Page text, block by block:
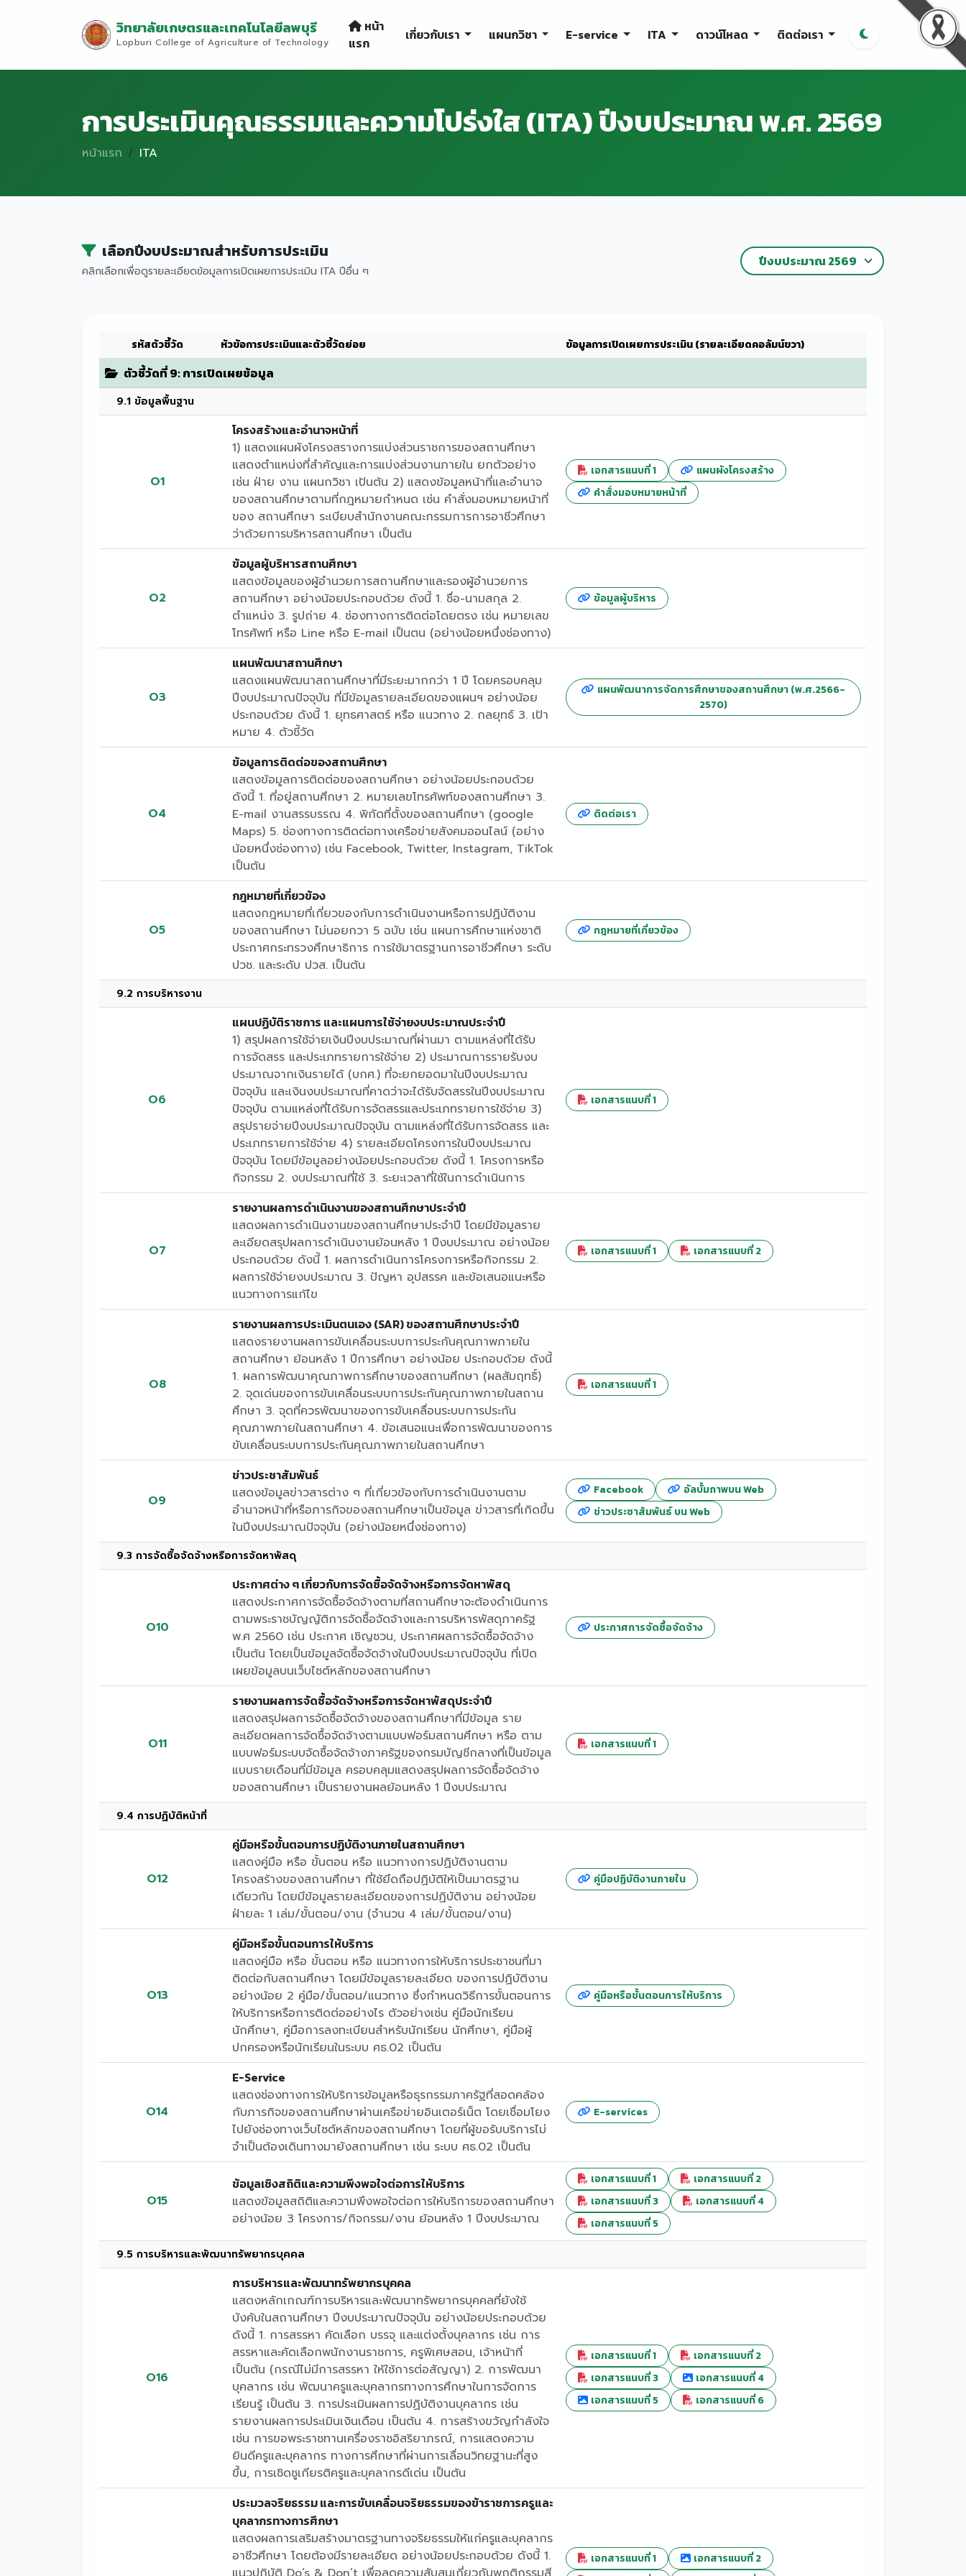
วิทยาลัยเกษตรและเทคโนโลยีลพบุรี
Lopburi College of Agriculture of Technology
หน้า
แรก
เกี่ยวกับเรา แผนกวิชา E-service ITA ดาวน์โหลด ติดต่อเรา
การประเมินคุณธรรมและความโปร่งใส (ITA) ปีงบประมาณ พ.ศ. 2569
หน้าแรก ITA
เลือกปีงบประมาณสำหรับการประเมิน
คลิกเลือกเพื่อดูรายละเอียดข้อมูลการเปิดเผยการประเมิน ITA ปีอื่น ๆ
รหัสตัวชี้วัด หัวข้อการประเมินและตัวชี้วัดย่อย ข้อมูลการเปิดเผยการประเมิน (รายละเอียดคอลัมน์ขวา)
ตัวชี้วัดที่ 9: การเปิดเผยข้อมูล
9.1 ข้อมูลพื้นฐาน
O1
โครงสร้างและอำนาจหน้าที่
1) แสดงแผนผังโครงสรางการแบ่งส่วนราชการของสถานศึกษา
แสดงตำแหน่งที่สำคัญและการแบ่งส่วนงานภายใน ยกตัวอย่าง
เช่น ฝ่าย งาน แผนกวิชา เป้นต้น 2) แสดงข้อมูลหน้าที่และอำนาจ
ของสถานศึกษาตามที่กฎหมายกำหนด เช่น คำสั่งมอบหมายหน้าที่
ของ สถานศึกษา ระเบียบสำนักงานคณะกรรมการการอาชีวศึกษา
ว่าด้วยการบริหารสถานศึกษา เป็นต้น
เอกสารแนบที่ 1
แผนผังโครงสร้าง
คำสั่งมอบหมายหน้าที่
O2
ข้อมูลผู้บริหารสถานศึกษา
แสดงข้อมูลของผู้อำนวยการสถานศึกษาและรองผู้อำนวยการ
สถานศึกษา อย่างน้อยประกอบด้วย ดังนี้ 1. ชื่อ-นามสกุล 2.
ตำแหน่ง 3. รูปถ่าย 4. ช่องทางการติดต่อโดยตรง เช่น หมายเลข
โทรศัพท์ หรือ Line หรือ E-mail เป็นตน (อย่างน้อยหนึ่งช่องทาง)
ข้อมูลผู้บริหาร
O3
แผนพัฒนาสถานศึกษา
แสดงแผนพัฒนาสถานศึกษาที่มีระยะมากกว่า 1 ปี โดยครอบคลุม
ปีงบประมาณปัจจุบัน ที่มีข้อมูลรายละเอียดของแผนฯ อย่างน้อย
ประกอบด้วย ดังนี้ 1. ยุทธศาสตร์ หรือ แนวทาง 2. กลยุทธ์ 3. เป้า
หมาย 4. ตัวชี้วัด
แผนพัฒนาการจัดการศึกษาของสถานศึกษา (พ.ศ.2566-
2570)
O4
ข้อมูลการติดต่อของสถานศึกษา
แสดงข้อมูลการติดต่อของสถานศึกษา อย่างน้อยประกอบด้วย
ดังนี้ 1. ที่อยู่สถานศึกษา 2. หมายเลขโทรศัพท์ของสถานศึกษา 3.
E-mail งานสรรบรรณ 4. พิกัดที่ตั้งของสถานศึกษา (google
Maps) 5. ช่องทางการติดต่อทางเครือข่ายสังคมออนไลน์ (อย่าง
น้อยหนึ่งช่องทาง) เช่น Facebook, Twitter, Instagram, TikTok
เป็นต้น
ติดต่อเรา
O5
กฎหมายที่เกี่ยวข้อง
แสดงกฎหมายที่เกี่ยวของกับการดำเนินงานหรือการปฏิบัติงาน
ของสถานศึกษา ไม่นอยกวา 5 ฉบับ เช่น แผนการศึกษาแห่งชาติ
ประกาศกระทรวงศึกษาธิการ การใช้มาตรฐานการอาชีวศึกษา ระดับ
ปวช. และระดับ ปวส. เป็นต้น
กฎหมายที่เกี่ยวข้อง
9.2 การบริหารงาน
O6
แผนปฏิบัติราชการ และแผนการใช้จ่ายงบประมาณประจําปี
1) สรุปผลการใช้จ่ายเงินปีงบประมาณที่ผ่านมา ตามแหล่งที่ได้รับ
การจัดสรร และประเภทรายการใช้จ่าย 2) ประมาณการรายรับงบ
ประมาณจากเงินรายได้ (บกศ.) ที่จะยกยอดมาในปีงบประมาณ
ปัจจุบัน และเงินงบประมาณที่คาดว่าจะได้รับจัดสรรในปีงบประมาณ
ปัจจุบัน ตามแหล่งที่ได้รับการจัดสรรและประเภทรายการใช้จ่าย 3)
สรุปรายจ่ายปีงบประมาณปัจจุบัน ตามแหล่งที่ได้รับการจัดสรร และ
ประเภทรายการใช้จ่าย 4) รายละเอียดโครงการในปีงบประมาณ
ปัจจุบัน โดยมีข้อมูลอย่างน้อยประกอบด้วย ดังนี้ 1. โครงการหรือ
กิจกรรม 2. งบประมาณที่ใช้ 3. ระยะเวลาที่ใช้ในการดำเนินการ
เอกสารแนบที่ 1
O7
รายงานผลการดำเนินงานของสถานศึกษาประจำปี
แสดงผลการดำเนินงานของสถานศึกษาประจำปี โดยมีข้อมูลราย
ละเอียดสรุปผลการดำเนินงานย้อนหลัง 1 ปีงบประมาณ อย่างน้อย
ประกอบด้วย ดังนี้ 1. ผลการดำเนินการโครงการหรือกิจกรรม 2.
ผลการใช้จ่ายงบประมาณ 3. ปัญหา อุปสรรค และข้อเสนอแนะหรือ
แนวทางการแก้ไข
เอกสารแนบที่ 1 เอกสารแนบที่ 2
O8
รายงานผลการประเมินตนเอง (SAR) ของสถานศึกษาประจําปี
แสดงรายงานผลการขับเคลื่อนระบบการประกันคุณภาพภายใน
สถานศึกษา ย้อนหลัง 1 ปีการศึกษา อย่างน้อย ประกอบด้วย ดังนี้
1. ผลการพัฒนาคุณภาพการศึกษาของสถานศึกษา (ผลสัมฤทธิ์)
2. จุดเด่นของการขับเคลื่อนระบบการประกันคุณภาพภายในสถาน
ศึกษา 3. จุดที่ควรพัฒนาของการขับเคลื่อนระบบการประกัน
คุณภาพภายในสถานศึกษา 4. ข้อเสนอแนะเพื่อการพัฒนาของการ
ขับเคลื่อนระบบการประกันคุณภาพภายในสถานศึกษา
เอกสารแนบที่ 1
O9
ข่าวประชาสัมพันธ์
แสดงข้อมูลข่าวสารต่าง ๆ ที่เกี่ยวข้องกับการดำเนินงานตาม
อำนาจหน้าที่หรือภารกิจของสถานศึกษาเป็นข้อมูล ข่าวสารที่เกิดขึ้น
ในปีงบประมาณปัจจุบัน (อย่างน้อยหนึ่งช่องทาง)
Facebook
อัลบั้มภาพบน Web
ข่าวประชาสัมพันธ์ บน Web
9.3 การจัดซื้อจัดจ้างหรือการจัดหาพัสดุ
O10
ประกาศต่าง ๆ เกี่ยวกับการจัดซื้อจัดจ้างหรือการจัดหาพัสดุ
แสดงประกาศการจัดซื้อจัดจ้างตามที่สถานศึกษาจะต้องดำเนินการ
ตามพระราชบัญญัติการจัดซื้อจัดจ้างและการบริหารพัสดุภาครัฐ
พ.ศ 2560 เช่น ประกาศ เชิญชวน, ประกาศผลการจัดซื้อจัดจ้าง
เป็นต้น โดยเป็นข้อมูลจัดซื้อจัดจ้างในปีงบประมาณปัจจุบัน ที่เปิด
เผยข้อมูลบนเว็บไซต์หลักของสถานศึกษา
ประกาศการจัดซื้อจัดจ้าง
O11
รายงานผลการจัดซื้อจัดจ้างหรือการจัดหาพัสดุประจำปี
แสดงสรุปผลการจัดซื้อจัดจ้างของสถานศึกษาที่มีข้อมูล ราย
ละเอียดผลการจัดซื้อจัดจ้างตามแบบฟอร์มสถานศึกษา หรือ ตาม
แบบฟอร์มระบบจัดซื้อจัดจ้างภาครัฐของกรมบัญชีกลางที่เป็นข้อมูล
แบบรายเดือนที่มีข้อมูล ครอบคลุมแสดงสรุปผลการจัดซื้อจัดจ้าง
ของสถานศึกษา เป็นรายงานผลย้อนหลัง 1 ปีงบประมาณ
เอกสารแนบที่ 1
9.4 การปฏิบัติหน้าที่
O12
คู่มือหรือขั้นตอนการปฏิบัติงานภายในสถานศึกษา
แสดงคู่มือ หรือ ขั้นตอน หรือ แนวทางการปฏิบัติงานตาม
โครงสร้างของสถานศึกษา ที่ใช้ยึดถือปฏิบัติให้เป็นมาตรฐาน
เดียวกัน โดยมีข้อมูลรายละเอียดของการปฏิบัติงาน อย่างน้อย
ฝ่ายละ 1 เล่ม/ขั้นตอน/งาน (จํานวน 4 เล่ม/ขั้นตอน/งาน)
คู่มือปฏิบัติงานภายใน
O13
คู่มือหรือขั้นตอนการให้บริการ
แสดงคู่มือ หรือ ขั้นตอน หรือ แนวทางการให้บริการประชาชนที่มา
ติดต่อกับสถานศึกษา โดยมีข้อมูลรายละเอียด ของการปฏิบัติงาน
อย่างน้อย 2 คู่มือ/ขั้นตอน/แนวทาง ซึ่งกำหนดวิธีการขั้นตอนการ
ให้บริการหรือการติดต่ออย่างไร ตัวอย่างเช่น คู่มือนักเรียน
นักศึกษา, คู่มือการลงทะเบียนสำหรับนักเรียน นักศึกษา, คู่มือผู้
ปกครองหรือนักเรียนในระบบ ศธ.02 เป็นต้น
คู่มือหรือขั้นตอนการให้บริการ
O14
E-Service
แสดงช่องทางการให้บริการข้อมูลหรือธุรกรรมภาครัฐที่สอดคล้อง
กับภารกิจของสถานศึกษาผ่านเครือข่ายอินเตอร์เน็ต โดยเชื่อมโยง
ไปยังช่องทางเว็บไซต์หลักของสถานศึกษา โดยที่ผู้ขอรับบริการไม่
จำเป็นต้องเดินทางมายังสถานศึกษา เช่น ระบบ ศธ.02 เป็นต้น
E-services
O15
ข้อมูลเชิงสถิติและความพึงพอใจต่อการให้บริการ
แสดงข้อมูลสถิติและความพึงพอใจต่อการให้บริการของสถานศึกษา
อย่างน้อย 3 โครงการ/กิจกรรม/งาน ย้อนหลัง 1 ปีงบประมาณ
เอกสารแนบที่ 1
เอกสารแนบที่ 2
เอกสารแนบที่ 3
เอกสารแนบที่ 4
เอกสารแนบที่ 5
9.5 การบริหารและพัฒนาทรัพยากรบุคคล
O16
การบริหารและพัฒนาทรัพยากรบุคคล
แสดงหลักเกณฑ์การบริหารและพัฒนาทรัพยากรบุคคลที่ยังใช้
บังคับในสถานศึกษา ปีงบประมาณปัจจุบัน อย่างน้อยประกอบด้วย
ดังนี้ 1. การสรรหา คัดเลือก บรรจุ และแต่งตั้งบุคลากร เช่น การ
สรรหาและคัดเลือกพนักงานราชการ, ครูพิเศษสอน, เจ้าหน้าที่
เป็นต้น (กรณีไม่มีการสรรหา ให้ใช้การต่อสัญญา) 2. การพัฒนา
บุคลากร เช่น พัฒนาครูและบุคลากรทางการศึกษาในการจัดการ
เรียนรู้ เป็นต้น 3. การประเมินผลการปฏิบัติงานบุคลากร เช่น
รายงานผลการประเมินเงินเดือน เป็นต้น 4. การสร้างขวัญกำลังใจ
เช่น การขอพระราชทานเครื่องราชอิสริยาภรณ์, การแสดงความ
ยินดีครูและบุคลากร ทางการศึกษาที่ผ่านการเลื่อนวิทยฐานะที่สูง
ขึ้น, การเชิดชูเกียรติครูและบุคลากรดีเด่น เป็นต้น
เอกสารแนบที่ 1
เอกสารแนบที่ 2
เอกสารแนบที่ 3
เอกสารแนบที่ 4
เอกสารแนบที่ 5
เอกสารแนบที่ 6
ประมวลจริยธรรม และการขับเคลื่อนจริยธรรมของข้าราชการครูและ
บุคลากรทางการศึกษา
แสดงผลการเสริมสร้างมาตรฐานทางจริยธรรมให้แก่ครูและบุคลากร
อาชีวศึกษา โดยต้องมีรายละเอียด อย่างน้อยประกอบด้วย ดังนี้ 1.
เอกสารแนบที่ 1
เอกสารแนบที่ 2